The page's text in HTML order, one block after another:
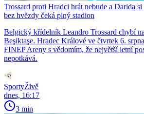
Trossard proti Hradci hrát nebude a Darida
bez hvězdy čeká plný stadion
Belgický křídelník Leandro Trossard chybí
Beşiktaşe. Hradec Králové ve čtvrtek 6.
FINEP Areny s vědomím, že největší letní
nepotkává.
SportyŽivě
dnes, 16:17
3 min